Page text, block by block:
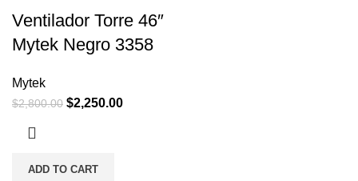
Ventilador Torre 46″
Mytek Negro 3358
Mytek
$2,800.00 $2,250.00
ADD TO CART